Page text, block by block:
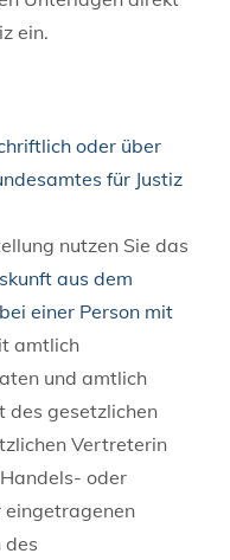
ein.
oder über
für Justiz
nutzen Sie das
aus dem
einer Person mit
amtlich
und amtlich
des gesetzlichen
Vertreterin
oder
eingetragenen
des